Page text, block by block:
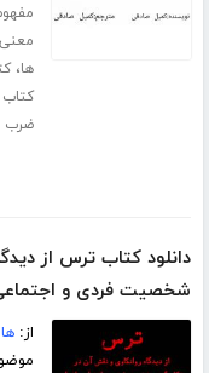
معنی
ها،
کتاب
ضرب
دانلود کتاب ترس از
شخصیت فردی و
از: